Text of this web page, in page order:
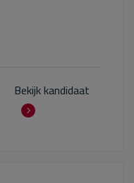
Bekijk kandidaat